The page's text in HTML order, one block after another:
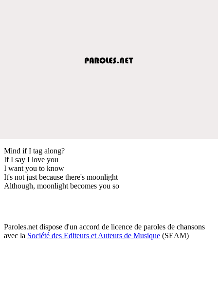
Mind if I tag along?
If I say I love you
I want you to know
It's not just because there's moonlight
Although, moonlight becomes you so
Paroles.net dispose d'un accord de licence de paroles de chansons
avec la Société des Editeurs et Auteurs de Musique (SEAM)